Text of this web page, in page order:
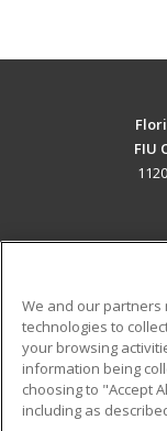
FIU
Military
Financial
Help
We and our partners
technologies to
your browsing
information being
choosing to "Accept
including as